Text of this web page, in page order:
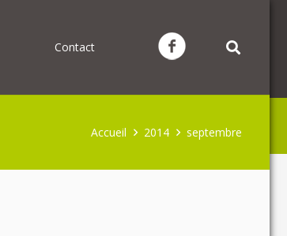
Contact
Accueil 2014 septembre